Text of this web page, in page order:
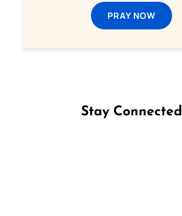
PRAY NOW
Stay Connected